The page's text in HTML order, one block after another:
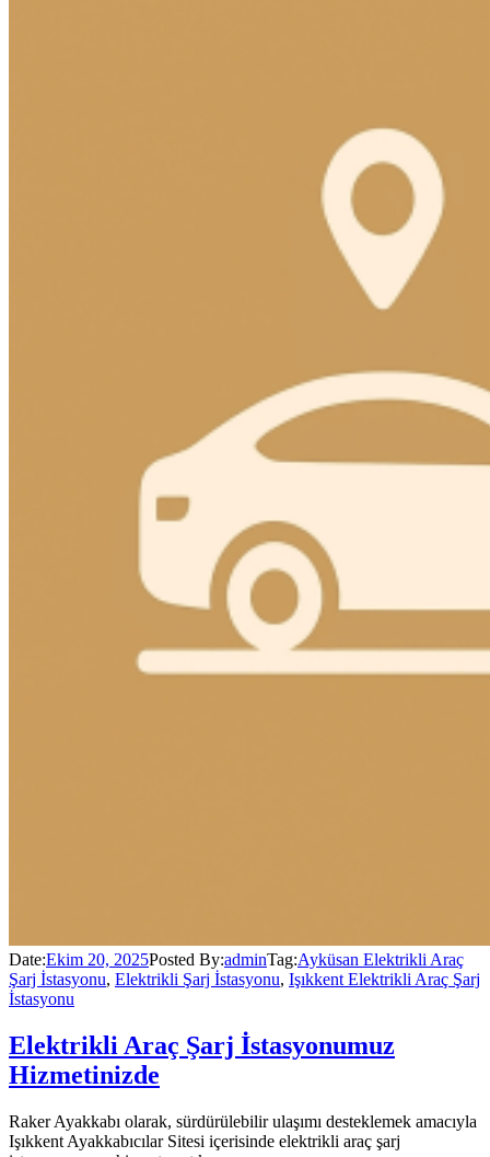
Date:Ekim 20, 2025Posted By:adminTag:Ayküsan Elektrikli Araç
Şarj İstasyonu, Elektrikli Şarj İstasyonu, Işıkkent Elektrikli Araç Şarj
İstasyonu
Elektrikli Araç Şarj İstasyonumuz
Hizmetinizde
Raker Ayakkabı olarak, sürdürülebilir ulaşımı desteklemek amacıyla
Işıkkent Ayakkabıcılar Sitesi içerisinde elektrikli araç şarj